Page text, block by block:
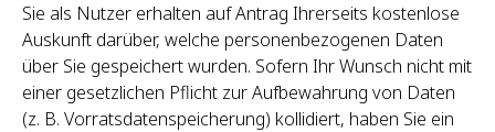
Sie als Nutzer erhalten auf Antrag Ihrerseits kostenlose
Auskunft darüber, welche personenbezogenen Daten
über Sie gespeichert wurden. Sofern Ihr Wunsch nicht mit
einer gesetzlichen Pflicht zur Aufbewahrung von Daten
(z. B. Vorratsdatenspeicherung) kollidiert, haben Sie ein